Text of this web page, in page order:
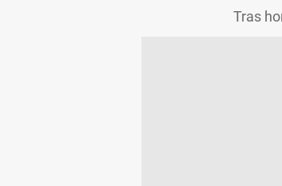
Tras